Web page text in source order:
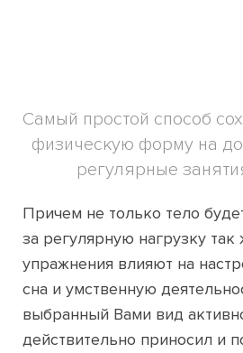
Самый простой способ
физическую форму на
регулярные
Причем не только тело
за регулярную нагрузку так
упражнения влияют на
сна и умственную
выбранный Вами вид
действительно приносил и